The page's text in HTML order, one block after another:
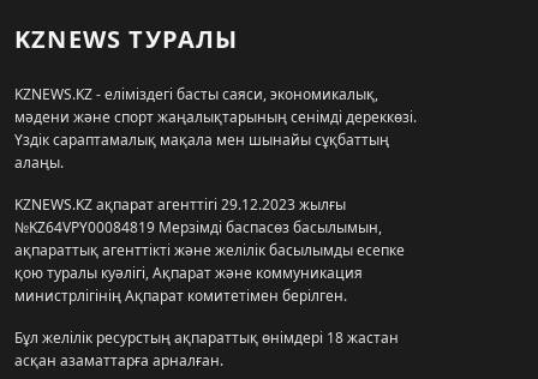
KZNEWS ТУРАЛЫ
KZNEWS.KZ - еліміздегі басты саяси, экономикалық,
мәдени және спорт жаңалықтарының сенімді дереккөзі.
Үздік сараптамалық мақала мен шынайы сұқбаттың
алаңы.
KZNEWS.KZ ақпарат агенттігі 29.12.2023 жылғы
№KZ64VPY00084819 Мерзімді баспасөз басылымын,
ақпараттық агенттікті және желілік басылымды есепке
қою туралы куәлігі, Ақпарат және коммуникация
министрлігінің Ақпарат комитетімен берілген.
Бұл желілік ресурстың ақпараттық өнімдері 18 жастан
асқан азаматтарға арналған.